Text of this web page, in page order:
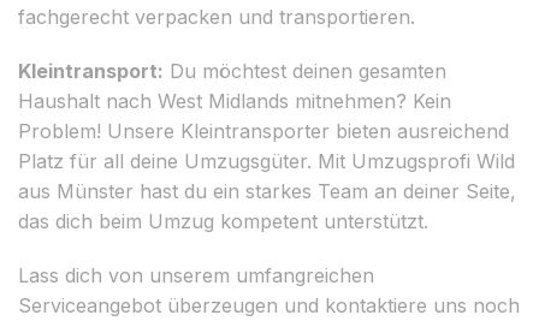
fachgerecht verpacken und transportieren.
Kleintransport: Du möchtest deinen gesamten
Haushalt nach West Midlands mitnehmen? Kein
Problem! Unsere Kleintransporter bieten ausreichend
Platz für all deine Umzugsgüter. Mit Umzugsprofi Wild
aus Münster hast du ein starkes Team an deiner Seite,
das dich beim Umzug kompetent unterstützt.
Lass dich von unserem umfangreichen
Serviceangebot überzeugen und kontaktiere uns noch